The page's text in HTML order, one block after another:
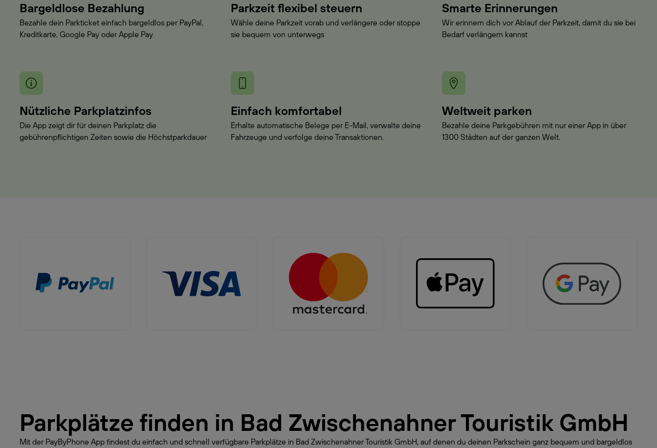
Bargeldlose Bezahlung
Bezahle dein Parkticket einfach bargeldlos per PayPal,
Kreditkarte, Google Pay oder Apple Pay
Parkzeit flexibel steuern
Wähle deine Parkzeit vorab und verlängere oder stoppe
sie bequem von unterwegs
Smarte Erinnerungen
Wir erinnern dich vor Ablauf der Parkzeit, damit du sie bei
Bedarf verlängern kannst
Nützliche Parkplatzinfos
Die App zeigt dir für deinen Parkplatz die
gebührenpflichtigen Zeiten sowie die Höchstparkdauer
Einfach komfortabel
Erhalte automatische Belege per E-Mail, verwalte deine
Fahrzeuge und verfolge deine Transaktionen.
Weltweit parken
Bezahle deine Parkgebühren mit nur einer App in über
1300 Städten auf der ganzen Welt.
Parkplätze finden in Bad Zwischenahner Touristik GmbH
Mit der PayByPhone App findest du einfach und schnell verfügbare Parkplätze in Bad Zwischenahner Touristik GmbH, auf denen du deinen Parkschein ganz bequem und bargeldlos